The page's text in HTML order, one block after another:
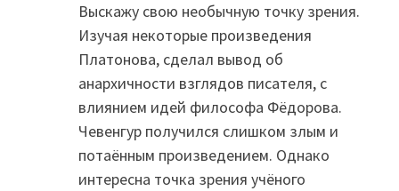
Выскажу свою необычную точку зрения.
Изучая некоторые произведения
Платонова, сделал вывод об
анархичности взглядов писателя, с
влиянием идей философа Фёдорова.
Чевенгур получился слишком злым и
потаённым произведением. Однако
интересна точка зрения учёного